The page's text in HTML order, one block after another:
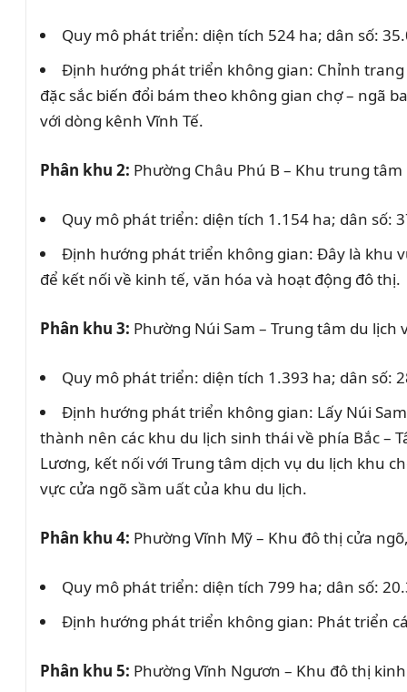
Quy mô phát triển: diện tích 524 ha; dân số:
Định hướng phát triển không gian: Chỉnh
đặc sắc biến đổi bám theo không gian chợ – ngã
với dòng kênh Vĩnh Tế.
Phân khu 2: Phường Châu Phú B – Khu trung
Quy mô phát triển: diện tích 1.154 ha; dân số:
Định hướng phát triển không gian: Đây là khu
để kết nối về kinh tế, văn hóa và hoạt động đô thị.
Phân khu 3: Phường Núi Sam – Trung tâm du
Quy mô phát triển: diện tích 1.393 ha; dân số:
Định hướng phát triển không gian: Lấy Núi
thành nên các khu du lịch sinh thái về phía Bắc –
Lương, kết nối với Trung tâm dịch vụ du lịch khu
vực cửa ngõ sầm uất của khu du lịch.
Phân khu 4: Phường Vĩnh Mỹ – Khu đô thị cửa
Quy mô phát triển: diện tích 799 ha; dân số:
Định hướng phát triển không gian: Phát triển
Phân khu 5: Phường Vĩnh Ngươn – Khu đô thị